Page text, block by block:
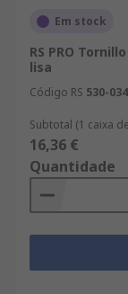
Em stock
RS PRO
lisa
Código RS 530-034
Subtotal (1 caixa
16,36 €
Quantidade